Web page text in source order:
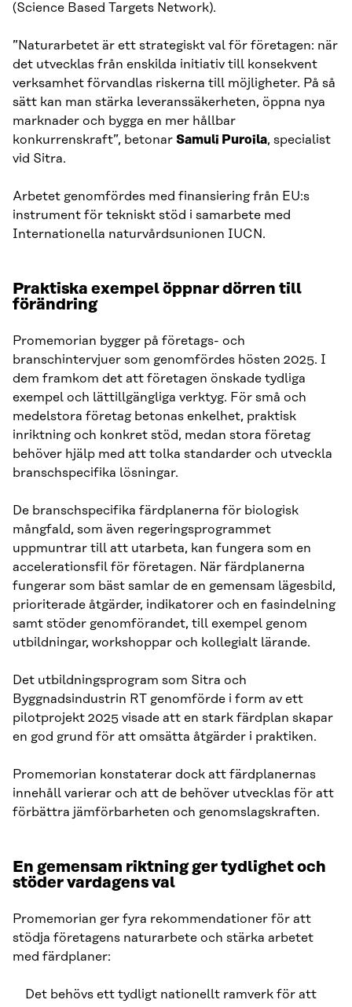
(Science Based Targets Network).
”Naturarbetet är ett strategiskt val för företagen: när
det utvecklas från enskilda initiativ till konsekvent
verksamhet förvandlas riskerna till möjligheter. På så
sätt kan man stärka leveranssäkerheten, öppna nya
marknader och bygga en mer hållbar
konkurrenskraft”, betonar Samuli Puroila, specialist
vid Sitra.
Arbetet genomfördes med finansiering från EU:s
instrument för tekniskt stöd i samarbete med
Internationella naturvårdsunionen IUCN.
Praktiska exempel öppnar dörren till
förändring
Promemorian bygger på företags- och
branschintervjuer som genomfördes hösten 2025. I
dem framkom det att företagen önskade tydliga
exempel och lättillgängliga verktyg. För små och
medelstora företag betonas enkelhet, praktisk
inriktning och konkret stöd, medan stora företag
behöver hjälp med att tolka standarder och utveckla
branschspecifika lösningar.
De branschspecifika färdplanerna för biologisk
mångfald, som även regeringsprogrammet
uppmuntrar till att utarbeta, kan fungera som en
accelerationsfil för företagen. När färdplanerna
fungerar som bäst samlar de en gemensam lägesbild,
prioriterade åtgärder, indikatorer och en fasindelning
samt stöder genomförandet, till exempel genom
utbildningar, workshoppar och kollegialt lärande.
Det utbildningsprogram som Sitra och
Byggnadsindustrin RT genomförde i form av ett
pilotprojekt 2025 visade att en stark färdplan skapar
en god grund för att omsätta åtgärder i praktiken.
Promemorian konstaterar dock att färdplanernas
innehåll varierar och att de behöver utvecklas för att
förbättra jämförbarheten och genomslagskraften.
En gemensam riktning ger tydlighet och
stöder vardagens val
Promemorian ger fyra rekommendationer för att
stödja företagens naturarbete och stärka arbetet
med färdplaner:
Det behövs ett tydligt nationellt ramverk för att